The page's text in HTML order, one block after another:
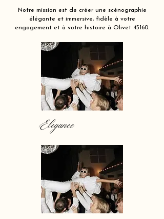
Notre mission est de créer une scénographie
élégante et immersive, fidèle à votre
engagement et à votre histoire à Olivet 45160.
Elegance